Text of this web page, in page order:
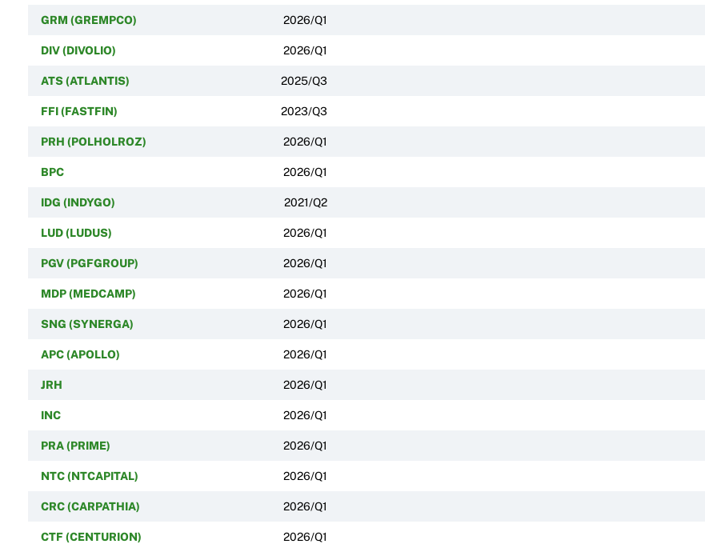
GRM (GREMPCO) 2026/Q1
DIV (DIVOLIO) 2026/Q1
ATS (ATLANTIS) 2025/Q3
FFI (FASTFIN) 2023/Q3
PRH (POLHOLROZ) 2026/Q1
BPC 2026/Q1
IDG (INDYGO) 2021/Q2
LUD (LUDUS) 2026/Q1
PGV (PGFGROUP) 2026/Q1
MDP (MEDCAMP) 2026/Q1
SNG (SYNERGA) 2026/Q1
APC (APOLLO) 2026/Q1
JRH 2026/Q1
INC 2026/Q1
PRA (PRIME) 2026/Q1
NTC (NTCAPITAL) 2026/Q1
CRC (CARPATHIA) 2026/Q1
CTF (CENTURION) 2026/Q1